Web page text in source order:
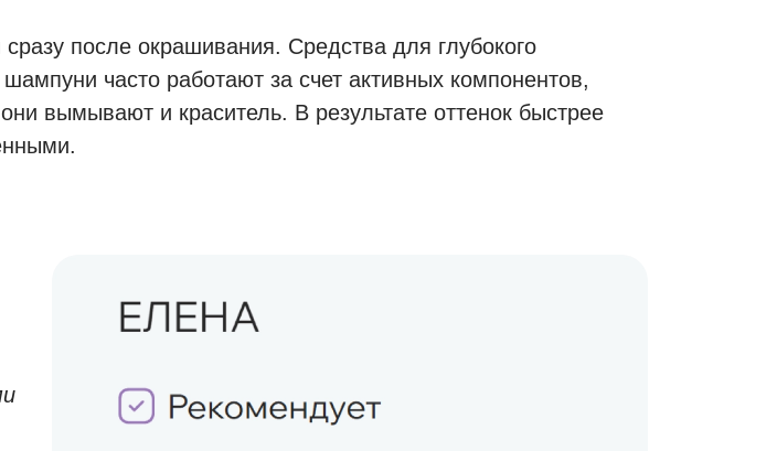
после окрашивания. Средства для глубокого
часто работают за счет активных компонентов,
вымывают и краситель. В результате оттенок быстрее